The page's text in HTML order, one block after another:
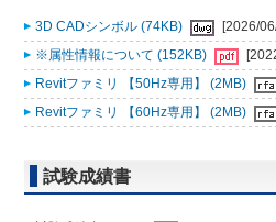
3D CADシンボル (74KB)
[2026/
※属性情報について (152KB)
Revitファミリ 【50Hz専用】 (2MB)
Revitファミリ 【60Hz専用】 (2MB)
試験成績書